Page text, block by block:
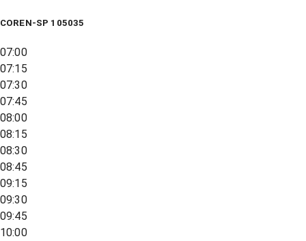
COREN-SP 105035
07:00
07:15
07:30
07:45
08:00
08:15
08:30
08:45
09:15
09:30
09:45
10:00